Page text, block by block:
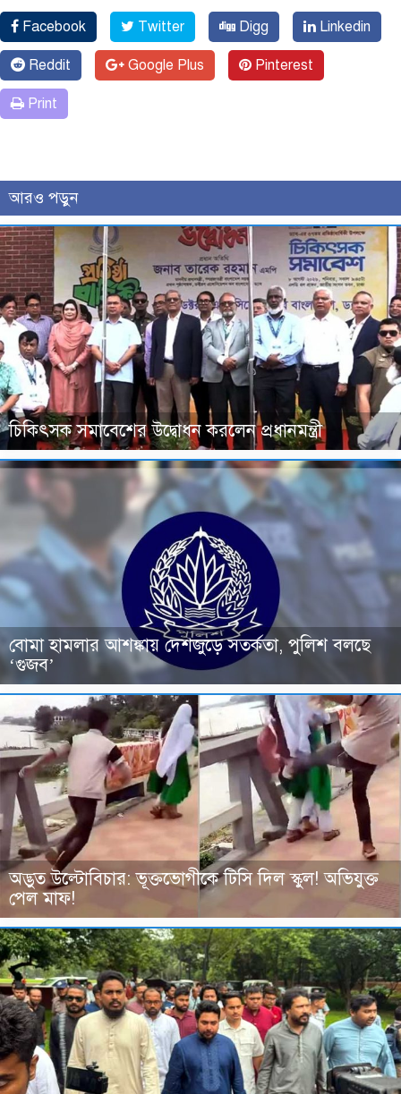
Facebook Twitter Digg Linkedin
Reddit Google Plus Pinterest
Print
আরও পড়ুন
চিকিৎসক সমাবেশের উদ্বোধন করলেন প্রধানমন্ত্রী
বোমা হামলার আশঙ্কায় দেশজুড়ে সতর্কতা, পুলিশ বলছে
‘গুজব’
অদ্ভুত উল্টোবিচার: ভূক্তভোগীকে টিসি দিল স্কুল! অভিযুক্ত
পেল মাফ!